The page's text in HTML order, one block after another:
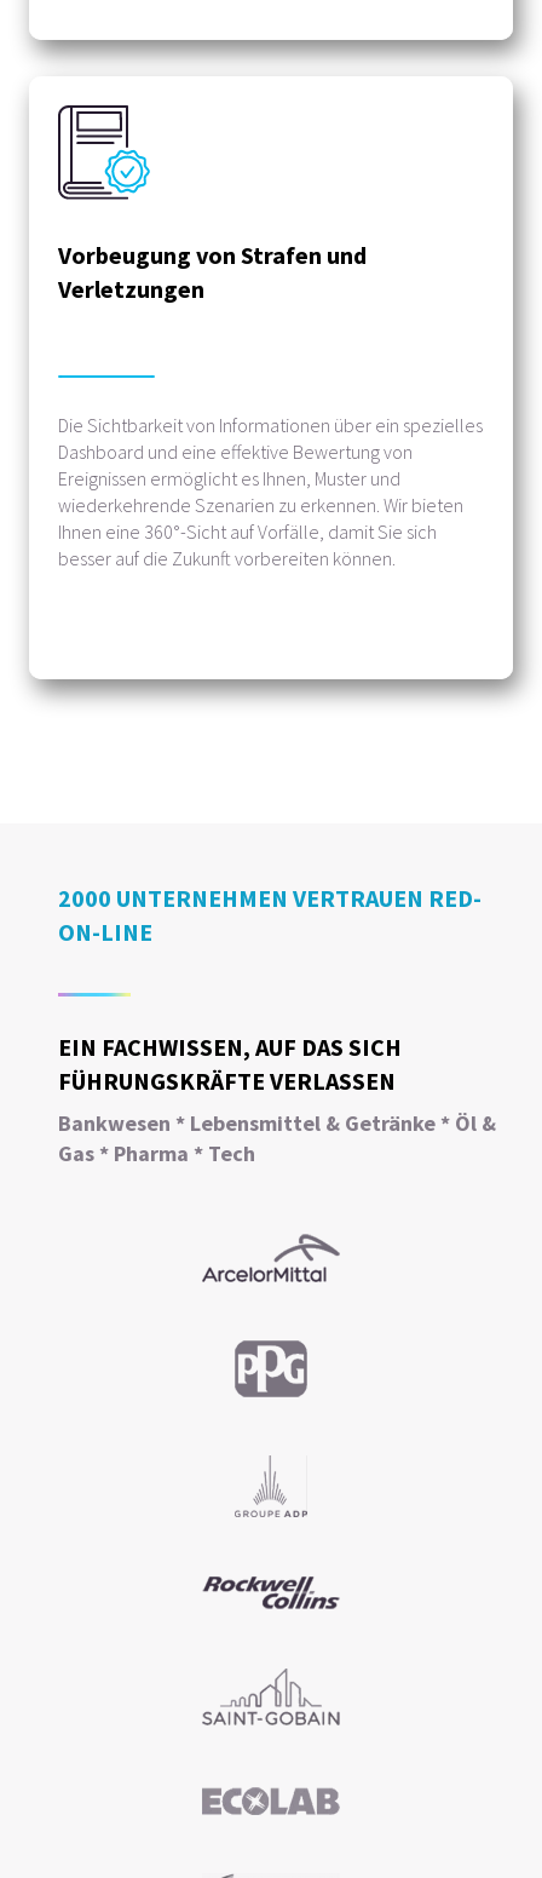
Vorbeugung von Strafen und
Verletzungen
Die Sichtbarkeit von Informationen über ein spezielles
Dashboard und eine effektive Bewertung von
Ereignissen ermöglicht es Ihnen, Muster und
wiederkehrende Szenarien zu erkennen. Wir bieten
Ihnen eine 360°-Sicht auf Vorfälle, damit Sie sich
besser auf die Zukunft vorbereiten können.
2000 UNTERNEHMEN VERTRAUEN RED-
ON-LINE
EIN FACHWISSEN, AUF DAS SICH
FÜHRUNGSKRÄFTE VERLASSEN
Bankwesen * Lebensmittel & Getränke * Öl &
Gas * Pharma * Tech